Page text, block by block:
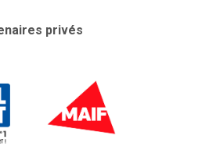
privés